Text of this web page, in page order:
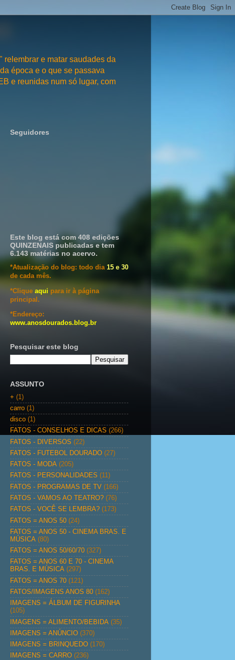
e matar saudades da
época e o que se passava
e reunidas num só lugar, com
Seguidores
Este blog está com 408 edições
QUINZENAIS publicadas e tem
6.143 matérias no acervo.
*Atualização do blog: todo dia 15 e 30
de cada mês.
*Clique aqui para ir à página
principal.
*Endereço:
www.anosdourados.blog.br
Pesquisar este blog
ASSUNTO
+ (1)
carro (1)
disco (1)
FATOS - CONSELHOS E DICAS (266)
FATOS - DIVERSOS (22)
FATOS - FUTEBOL DOURADO (27)
FATOS - MODA (205)
FATOS - PERSONALIDADES (11)
FATOS - PROGRAMAS DE TV (166)
FATOS - VAMOS AO TEATRO? (76)
FATOS - VOCÊ SE LEMBRA? (173)
FATOS = ANOS 50 (24)
FATOS = ANOS 50 - CINEMA BRAS. E
MÚSICA (80)
FATOS = ANOS 50/60/70 (327)
FATOS = ANOS 60 E 70 - CINEMA
BRAS. E MÚSICA (297)
FATOS = ANOS 70 (121)
FATOS/IMAGENS ANOS 80 (162)
IMAGENS = ÁLBUM DE FIGURINHA
(105)
IMAGENS = ALIMENTO/BEBIDA (35)
IMAGENS = ANÚNCIO (370)
IMAGENS = BRINQUEDO (170)
IMAGENS = CARRO (236)